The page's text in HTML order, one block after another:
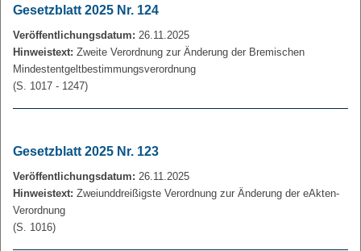
Gesetzblatt 2025 Nr. 124
Veröffentlichungsdatum: 26.11.2025
Hinweistext: Zweite Verordnung zur Änderung der Bremischen
Mindestentgeltbestimmungsverordnung
(S. 1017 - 1247)
Gesetzblatt 2025 Nr. 123
Veröffentlichungsdatum: 26.11.2025
Hinweistext: Zweiunddreißigste Verordnung zur Änderung der eAkten-
Verordnung
(S. 1016)